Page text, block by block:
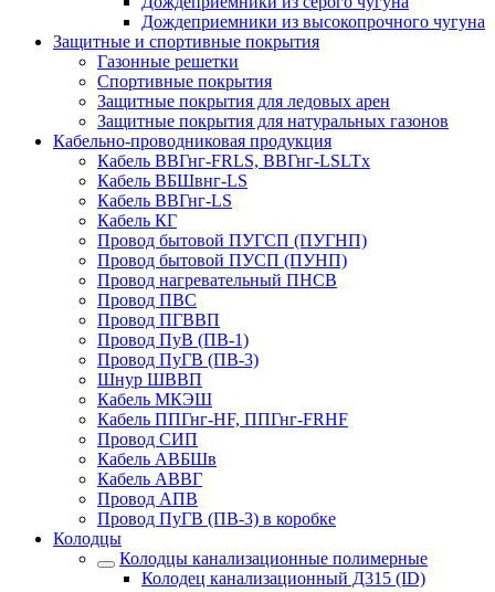
Дождеприемники из высокопрочного чугуна
Защитные и спортивные покрытия
Газонные решетки
Спортивные покрытия
Защитные покрытия для ледовых арен
Защитные покрытия для натуральных газонов
Кабельно-проводниковая продукция
Кабель ВВГнг-FRLS, ВВГнг-LSLTx
Кабель ВБШвнг-LS
Кабель ВВГнг-LS
Кабель КГ
Провод бытовой ПУГСП (ПУГНП)
Провод бытовой ПУСП (ПУНП)
Провод нагревательный ПНСВ
Провод ПВС
Провод ПГВВП
Провод ПуВ (ПВ-1)
Провод ПуГВ (ПВ-3)
Шнур ШВВП
Кабель МКЭШ
Кабель ППГнг-HF, ППГнг-FRHF
Провод СИП
Кабель АВБШв
Кабель АВВГ
Провод АПВ
Провод ПуГВ (ПВ-3) в коробке
Колодцы
Колодцы канализационные полимерные
Колодец канализационный Д315 (ID)